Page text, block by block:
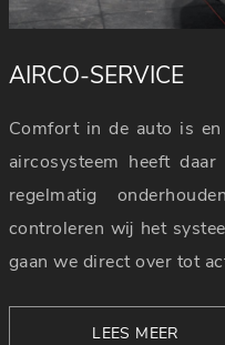
AIRCO-SERVICE
Comfort in de auto is
aircosysteem heeft
regelmatig
controleren wij het
gaan we direct over tot
LEES MEER